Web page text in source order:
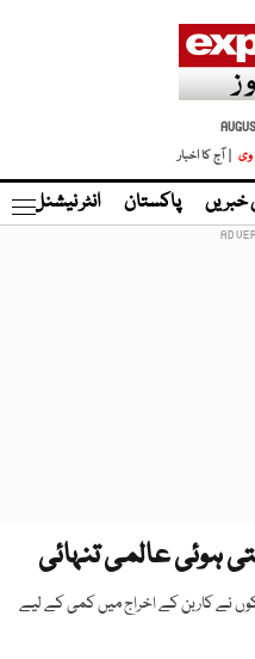
وی | آج کا اخبار
پاکستان انٹر نیشنل
ہوئی عالمی تنہائی
نے کاربن کے اخراج میں کمی کے لیے